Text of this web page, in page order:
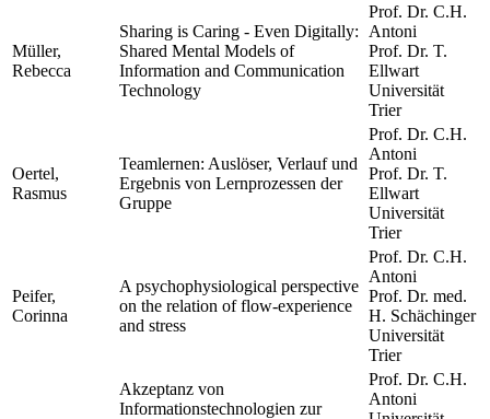
Müller,
Rebecca
Sharing is Caring - Even Digitally:
Shared Mental Models of
Information and Communication
Technology
Prof. Dr. C.H.
Antoni
Prof. Dr. T.
Ellwart
Universität
Trier
Oertel,
Rasmus
Teamlernen: Auslöser, Verlauf und
Ergebnis von Lernprozessen der
Gruppe
Prof. Dr. C.H.
Antoni
Prof. Dr. T.
Ellwart
Universität
Trier
Peifer,
Corinna
A psychophysiological perspective
on the relation of flow-experience
and stress
Prof. Dr. C.H.
Antoni
Prof. Dr. med.
H. Schächinger
Universität
Trier
Akzeptanz von
Informationstechnologien zur
Prof. Dr. C.H.
Antoni